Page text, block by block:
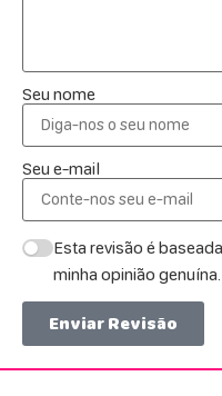
Seu nome
Seu e-mail
Esta revisão é
minha opinião genuína.
Enviar Revisão